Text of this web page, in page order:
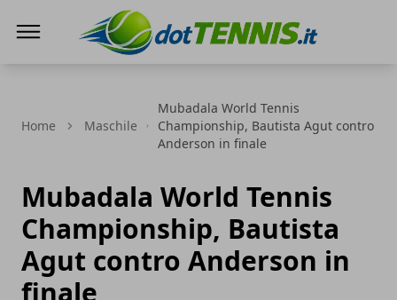
Home Maschile
Mubadala World Tennis
Championship, Bautista Agut contro
Anderson in finale
Mubadala World Tennis
Championship, Bautista
Agut contro Anderson in
finale